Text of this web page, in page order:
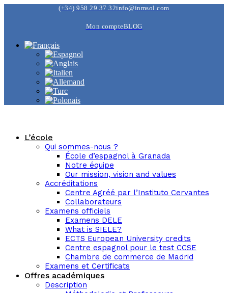
(+34) 958 29 37 32info@inmsol.com
Mon compteBLOG
L’école
Qui sommes-nous ?
École d’espagnol à Granada
Notre équipe
Our mission, vision and values
Accréditations
Centre Agréé par l’Instituto Cervantes
Collaborateurs
Examens officiels
Examens DELE
What is SIELE?
ECTS European University credits
Centre espagnol pour le test CCSE
Chambre de commerce de Madrid
Examens et Certificats
Offres académiques
Description